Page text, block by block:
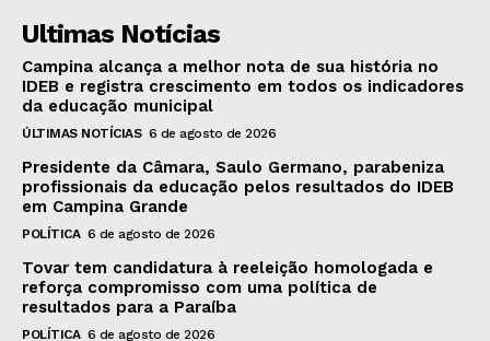
Ultimas Notícias
Campina alcança a melhor nota de sua história no
IDEB e registra crescimento em todos os indicadores
da educação municipal
ÚLTIMAS NOTÍCIAS 6 de agosto de 2026
Presidente da Câmara, Saulo Germano, parabeniza
profissionais da educação pelos resultados do IDEB
em Campina Grande
POLÍTICA 6 de agosto de 2026
Tovar tem candidatura à reeleição homologada e
reforça compromisso com uma política de
resultados para a Paraíba
POLÍTICA 6 de agosto de 2026